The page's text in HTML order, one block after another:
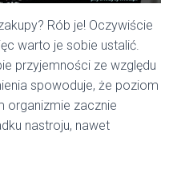
Rób je! Oczywiście
warto je sobie ustalić.
przyjemności ze względu
spowoduje, że poziom
organizmie zacznie
nastroju, nawet